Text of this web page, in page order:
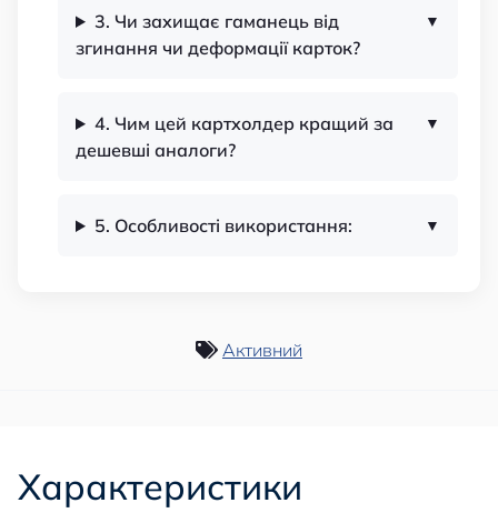
3. Чи захищає гаманець від
згинання чи деформації карток?
4. Чим цей картхолдер кращий за
дешевші аналоги?
5. Особливості використання:
Активний
Характеристики